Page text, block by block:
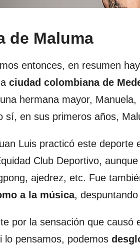
de Maluma
entonces, en resumen
ciudad colombiana de
hermana mayor,
sí, en sus primeros años,
Luis practicó este deporte
Club Deportivo,
ajedrez, etc. Fue
a la música,
por la sensación que
lo pensamos, podemos